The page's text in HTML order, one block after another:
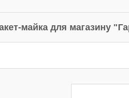
майка для магазину